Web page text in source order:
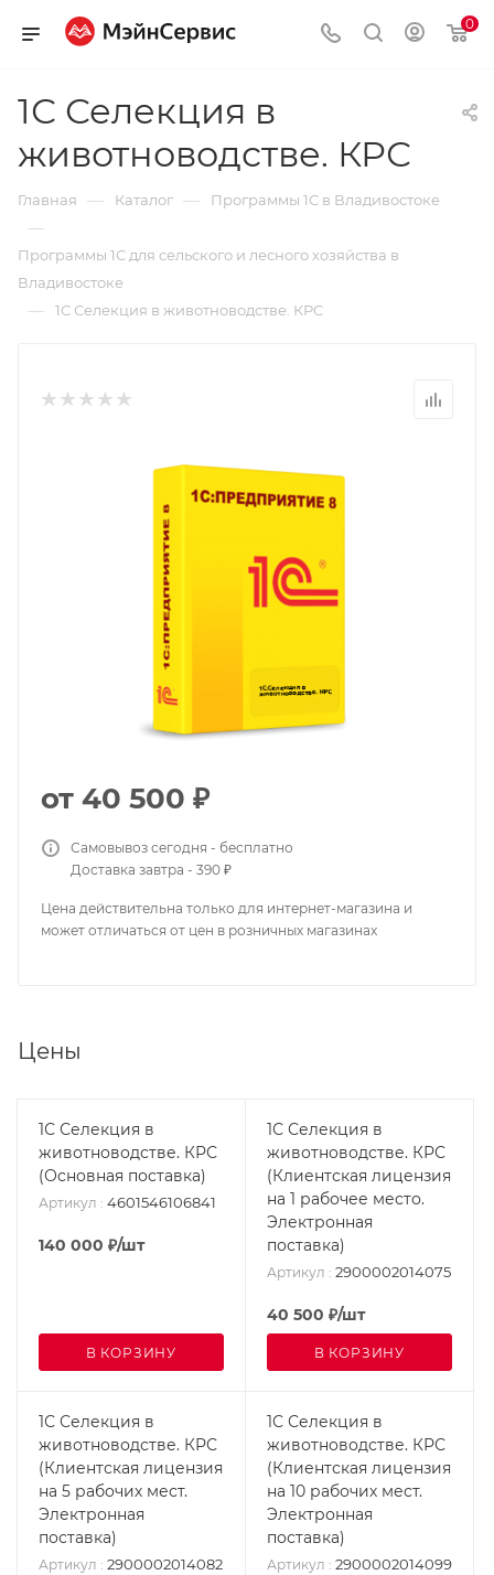
0
1С Селекция в
животноводстве. КРС
Главная — Каталог — Программы 1С в Владивостоке
—
Программы 1С для сельского и лесного хозяйства в
Владивостоке
— 1С Селекция в животноводстве. КРС
от 40 500 ₽
Самовывоз сегодня - бесплатно
Доставка завтра - 390 ₽
Цена действительна только для интернет-магазина и
может отличаться от цен в розничных магазинах
Цены
1С Селекция в
животноводстве. КРС
(Основная поставка)
Артикул : 4601546106841
140 000 ₽/шт
В КОРЗИНУ
1С Селекция в
животноводстве. КРС
(Клиентская лицензия
на 1 рабочее место.
Электронная
поставка)
Артикул : 2900002014075
40 500 ₽/шт
В КОРЗИНУ
1С Селекция в
животноводстве. КРС
(Клиентская лицензия
на 5 рабочих мест.
Электронная
поставка)
Артикул : 2900002014082
1С Селекция в
животноводстве. КРС
(Клиентская лицензия
на 10 рабочих мест.
Электронная
поставка)
Артикул : 2900002014099